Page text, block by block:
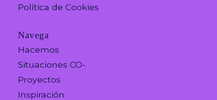
Política de Cookies
Navega
Hacemos
Situaciones CO-
Proyectos
Inspiración